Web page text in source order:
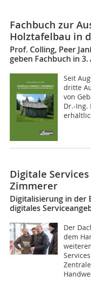
Fachbuch zur
Holztafelbau in
Prof. Colling, Peer
geben Fachbuch in
Seit
dritte
von
Dr.-Ing.
Digitale
Zimmerer
Digitalisierung in der
digitales
Der
dem